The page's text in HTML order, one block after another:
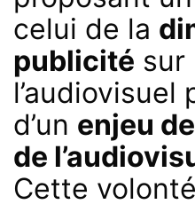
celui de la
publicité sur
l’audiovisuel
d’un enjeu
de
Cette